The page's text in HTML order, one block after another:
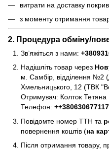
витрати на доставку
з моменту отримання
2. Процедура обміну/
Зв’яжіться з нами:
Надішліть товар через
м. Самбір, відділення №2
Хмельницького, 12 (ТВК
Отримувач: Колток Тетяна
Телефон: ++380630677117
Повідомте номер ТТН та
повернення коштів (на
Після отримання товару,